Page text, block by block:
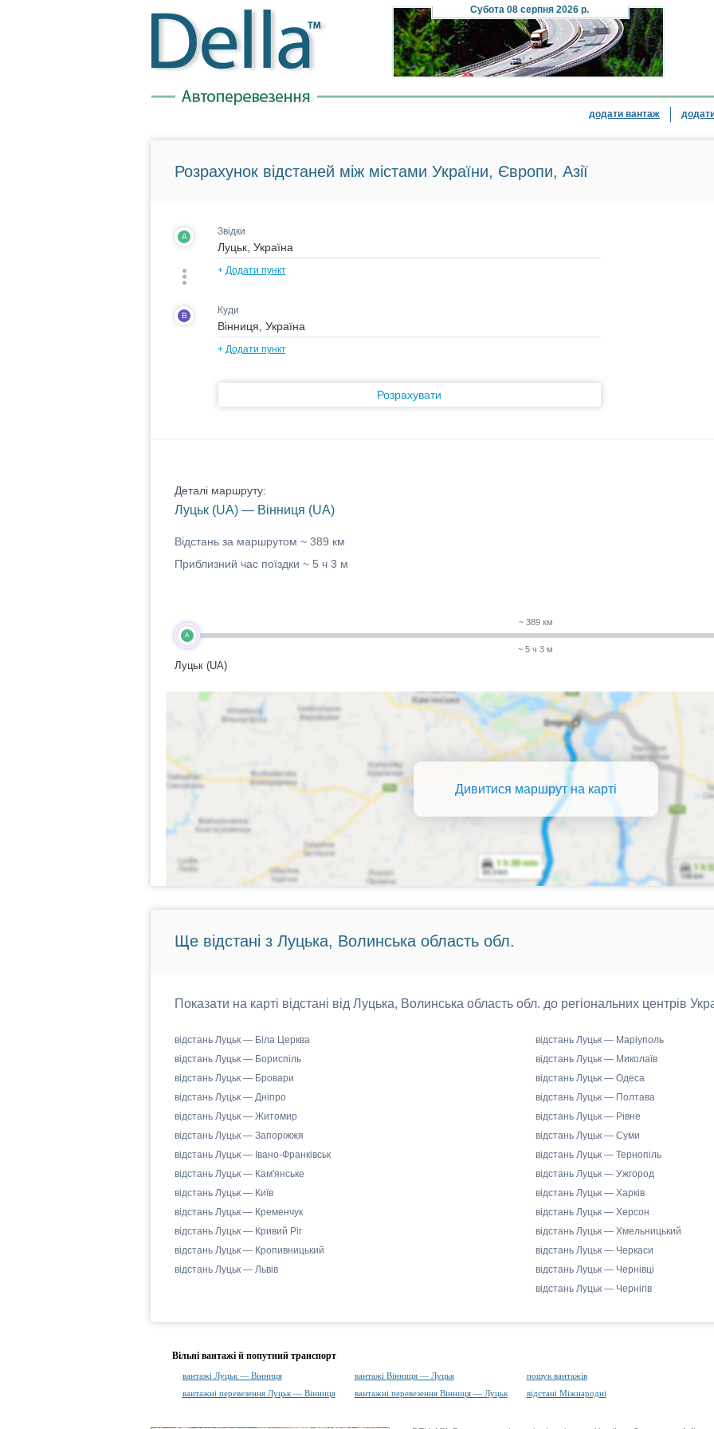
Субота08 серпня 2026 р.
додати вантаж
Розрахунок відстаней між містами України, Європи, Азії
A Звідки
+ Додати пункт
B Куди
+ Додати пункт
Розрахувати
Деталі маршруту:
Луцьк (UA) — Вінниця (UA)
Відстань за маршрутом ~ 389 км
Приблизний час поїздки ~ 5 ч 3 м
A
Луцьк (UA)
~ 389 км
~ 5 ч 3 м
Дивитися маршрут на карті
Ще відстані з Луцька, Волинська область обл.
Показати на карті відстані від Луцька, Волинська область обл. до регіональних центрів
відстань Луцьк — Біла Церква
відстань Луцьк — Бориспіль
відстань Луцьк — Бровари
відстань Луцьк — Дніпро
відстань Луцьк — Житомир
відстань Луцьк — Запоріжжя
відстань Луцьк — Івано-Франківськ
відстань Луцьк — Кам'янське
відстань Луцьк — Київ
відстань Луцьк — Кременчук
відстань Луцьк — Кривий Ріг
відстань Луцьк — Кропивницький
відстань Луцьк — Львів
відстань Луцьк — Маріуполь
відстань Луцьк — Миколаїв
відстань Луцьк — Одеса
відстань Луцьк — Полтава
відстань Луцьк — Рівне
відстань Луцьк — Суми
відстань Луцьк — Тернопіль
відстань Луцьк — Ужгород
відстань Луцьк — Харків
відстань Луцьк — Херсон
відстань Луцьк — Хмельницький
відстань Луцьк — Черкаси
відстань Луцьк — Чернівці
відстань Луцьк — Чернігів
Вільні вантажі й попутний транспорт
вантажі Луцьк — Вінниця вантажі Вінниця — Луцьк
пошук вантажів
вантажні перевезення Луцьк — Вінниця
вантажні перевезення Вінниця — Луцьк відстані Міжнародні